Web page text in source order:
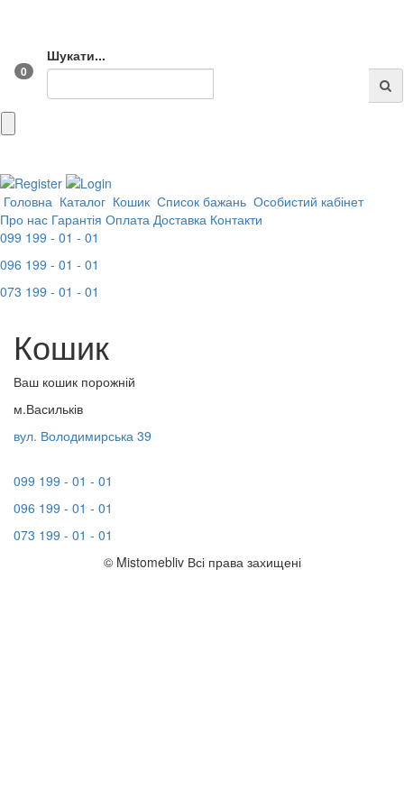
0
Шукати...
Головна Каталог Кошик Список бажань Особистий кабінет
Про нас Гарантія Оплата Доставка Контакти
099 199 - 01 - 01
096 199 - 01 - 01
073 199 - 01 - 01
Кошик
Ваш кошик порожній
м.Васильків
вул. Володимирська 39
099 199 - 01 - 01
096 199 - 01 - 01
073 199 - 01 - 01
© Mistomebliv Всі права захищені